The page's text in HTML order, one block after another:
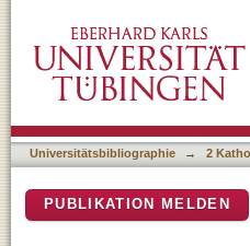
Nestorius"
Universitätsbibliographie → 2
PUBLIKATION MELDEN